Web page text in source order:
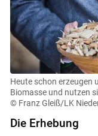
Heute schon erzeugen
Biomasse und nutzen
© Franz Gleiß/LK
Die Erhebung